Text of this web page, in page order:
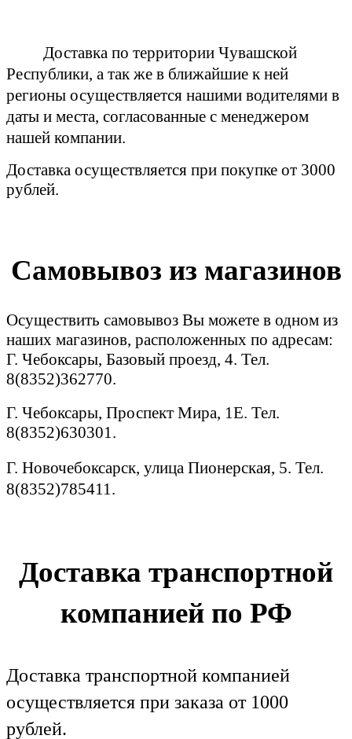
Доставка по территории Чувашской
Республики, а так же в ближайшие к ней
регионы осуществляется нашими водителями в
даты и места, согласованные с менеджером
нашей компании.
Доставка осуществляется при покупке от 3000
рублей.
Самовывоз из магазинов
Осуществить самовывоз Вы можете в одном из
наших магазинов, расположенных по адресам:
Г. Чебоксары, Базовый проезд, 4. Тел.
8(8352)362770.
Г. Чебоксары, Проспект Мира, 1Е. Тел.
8(8352)630301.
Г. Новочебоксарск, улица Пионерская, 5. Тел.
8(8352)785411.
Доставка транспортной
компанией по РФ
Доставка транспортной компанией
осуществляется при заказа от 1000
рублей.